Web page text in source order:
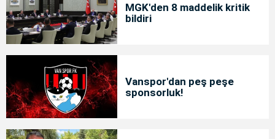
MGK'den 8 maddelik kritik
bildiri
Vanspor'dan peş peşe
sponsorluk!